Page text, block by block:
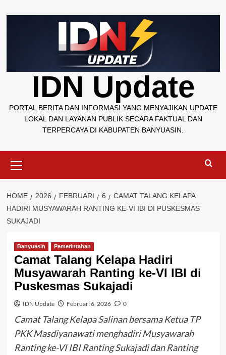
to
IDN Update
PORTAL BERITA DAN INFORMASI YANG MENYAJIKAN UPDATE
LOKAL DAN LAYANAN PUBLIK SECARA FAKTUAL DAN
TERPERCAYA DI KABUPATEN BANYUASIN.
Menu
HOME 2026 FEBRUARI 6
CAMAT TALANG KELAPA
HADIRI MUSYAWARAH RANTING KE-VI IBI DI PUSKESMAS
SUKAJADI
Banyuasin Pemerintahan
Camat Talang Kelapa Hadiri
Musyawarah Ranting ke-VI IBI di
Puskesmas Sukajadi
IDN Update Februari 6, 2026 0
Camat Talang Kelapa Salinan bersama Ketua TP
PKK Masdiyanawati menghadiri Musyawarah
Ranting ke-VI IBI Ranting Sukajadi dan Ranting